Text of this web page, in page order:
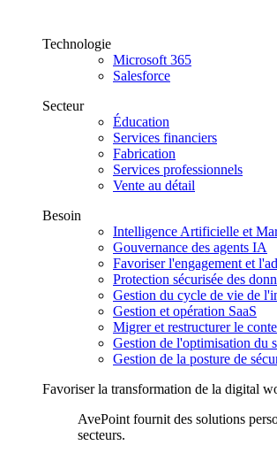
Technologie
Microsoft 365
Salesforce
Secteur
Éducation
Services financiers
Fabrication
Services professionnels
Vente au détail
Besoin
Intelligence Artificielle et
Gouvernance des agents IA
Favoriser l'engagement et
Protection sécurisée des
Gestion du cycle de vie de
Gestion et opération SaaS
Migrer et restructurer le
Gestion de l'optimisation du
Gestion de la posture de
Favoriser la transformation de la digital
AvePoint fournit des solutions
secteurs.